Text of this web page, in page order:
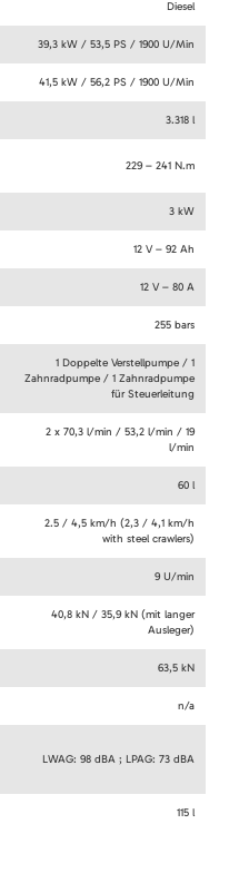
Diesel
39,3 kW / 53,5 PS / 1900 U/Min
41,5 kW / 56,2 PS / 1900 U/Min
3.318 l
229 – 241 N.m
3 kW
12 V – 92 Ah
12 V – 80 A
255 bars
1 Doppelte Verstellpumpe / 1
Zahnradpumpe / 1 Zahnradpumpe
für Steuerleitung
2 x 70,3 l/min / 53,2 l/min / 19
l/min
60 l
2.5 / 4,5 km/h (2,3 / 4,1 km/h
with steel crawlers)
9 U/min
40,8 kN / 35,9 kN (mit langer
Ausleger)
63,5 kN
n/a
LWAG: 98 dBA ; LPAG: 73 dBA
115 l